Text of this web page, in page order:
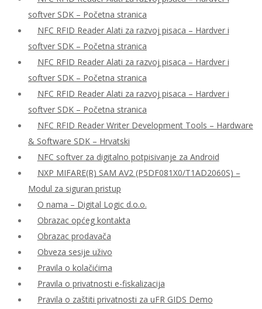
softver SDK – Početna stranica
NFC RFID Reader Alati za razvoj pisaca – Hardver i
softver SDK – Početna stranica
NFC RFID Reader Alati za razvoj pisaca – Hardver i
softver SDK – Početna stranica
NFC RFID Reader Alati za razvoj pisaca – Hardver i
softver SDK – Početna stranica
NFC RFID Reader Writer Development Tools – Hardware
& Software SDK – Hrvatski
NFC softver za digitalno potpisivanje za Android
NXP MIFARE(R) SAM AV2 (P5DF081X0/T1AD2060S) –
Modul za siguran pristup
O nama – Digital Logic d.o.o.
Obrazac općeg kontakta
Obrazac prodavača
Obveza sesije uživo
Pravila o kolačićima
Pravila o privatnosti e-fiskalizacija
Pravila o zaštiti privatnosti za uFR GIDS Demo